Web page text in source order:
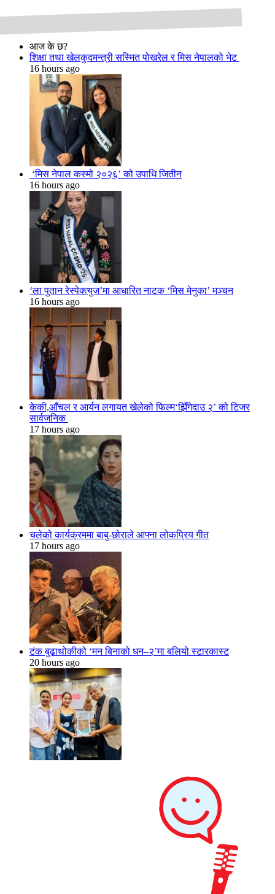
आज के छ?
शिक्षा तथा खेलकुदमन्त्री सस्मित पोखरेल र मिस नेपालको भेट
16 hours ago
‘मिस नेपाल कस्मो २०२६’ को उपाधि जितीन
16 hours ago
‘ला पुतान रेस्पेक्त्युज’मा आधारित नाटक ‘मिस मेनुका’ मञ्चन
16 hours ago
केकी,आँचल र आर्यन लगायत खेलेको फिल्म‘झिँगेदाउ २’ को टिजर
सार्वजनिक
17 hours ago
चलेको कार्यक्रममा बाबु-छोराले आफ्ना लोकप्रिय गीत
17 hours ago
टंक बुढाथोकीको ‘मन बिनाको धन–२’मा बलियो स्टारकास्ट
20 hours ago